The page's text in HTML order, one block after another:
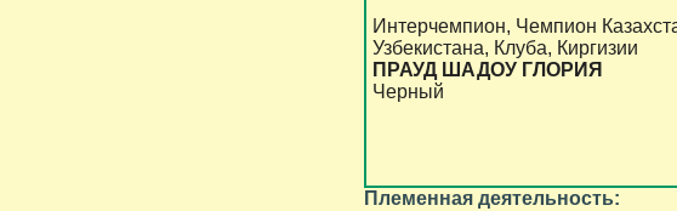
Интерчемпион, Чемпион
Узбекистана, Клуба, Киргизии
ПРАУД ШАДОУ ГЛОРИЯ
Черный
Племенная деятельность: